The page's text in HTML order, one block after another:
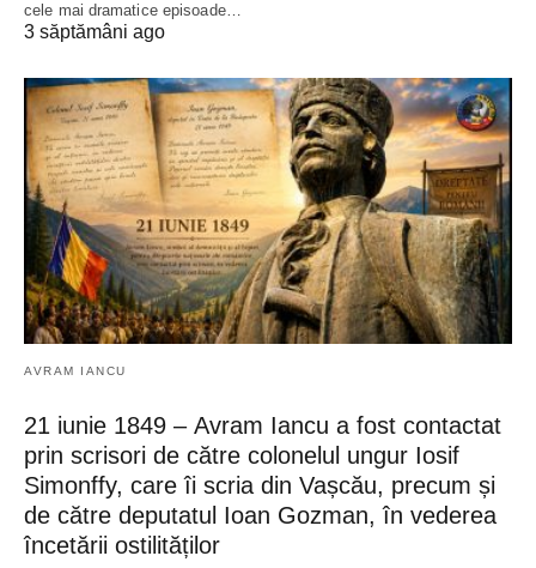
cele mai dramatice episoade…
3 săptămâni ago
AVRAM IANCU
21 iunie 1849 – Avram Iancu a fost contactat
prin scrisori de către colonelul ungur Iosif
Simonffy, care îi scria din Vașcău, precum și
de către deputatul Ioan Gozman, în vederea
încetării ostilităților